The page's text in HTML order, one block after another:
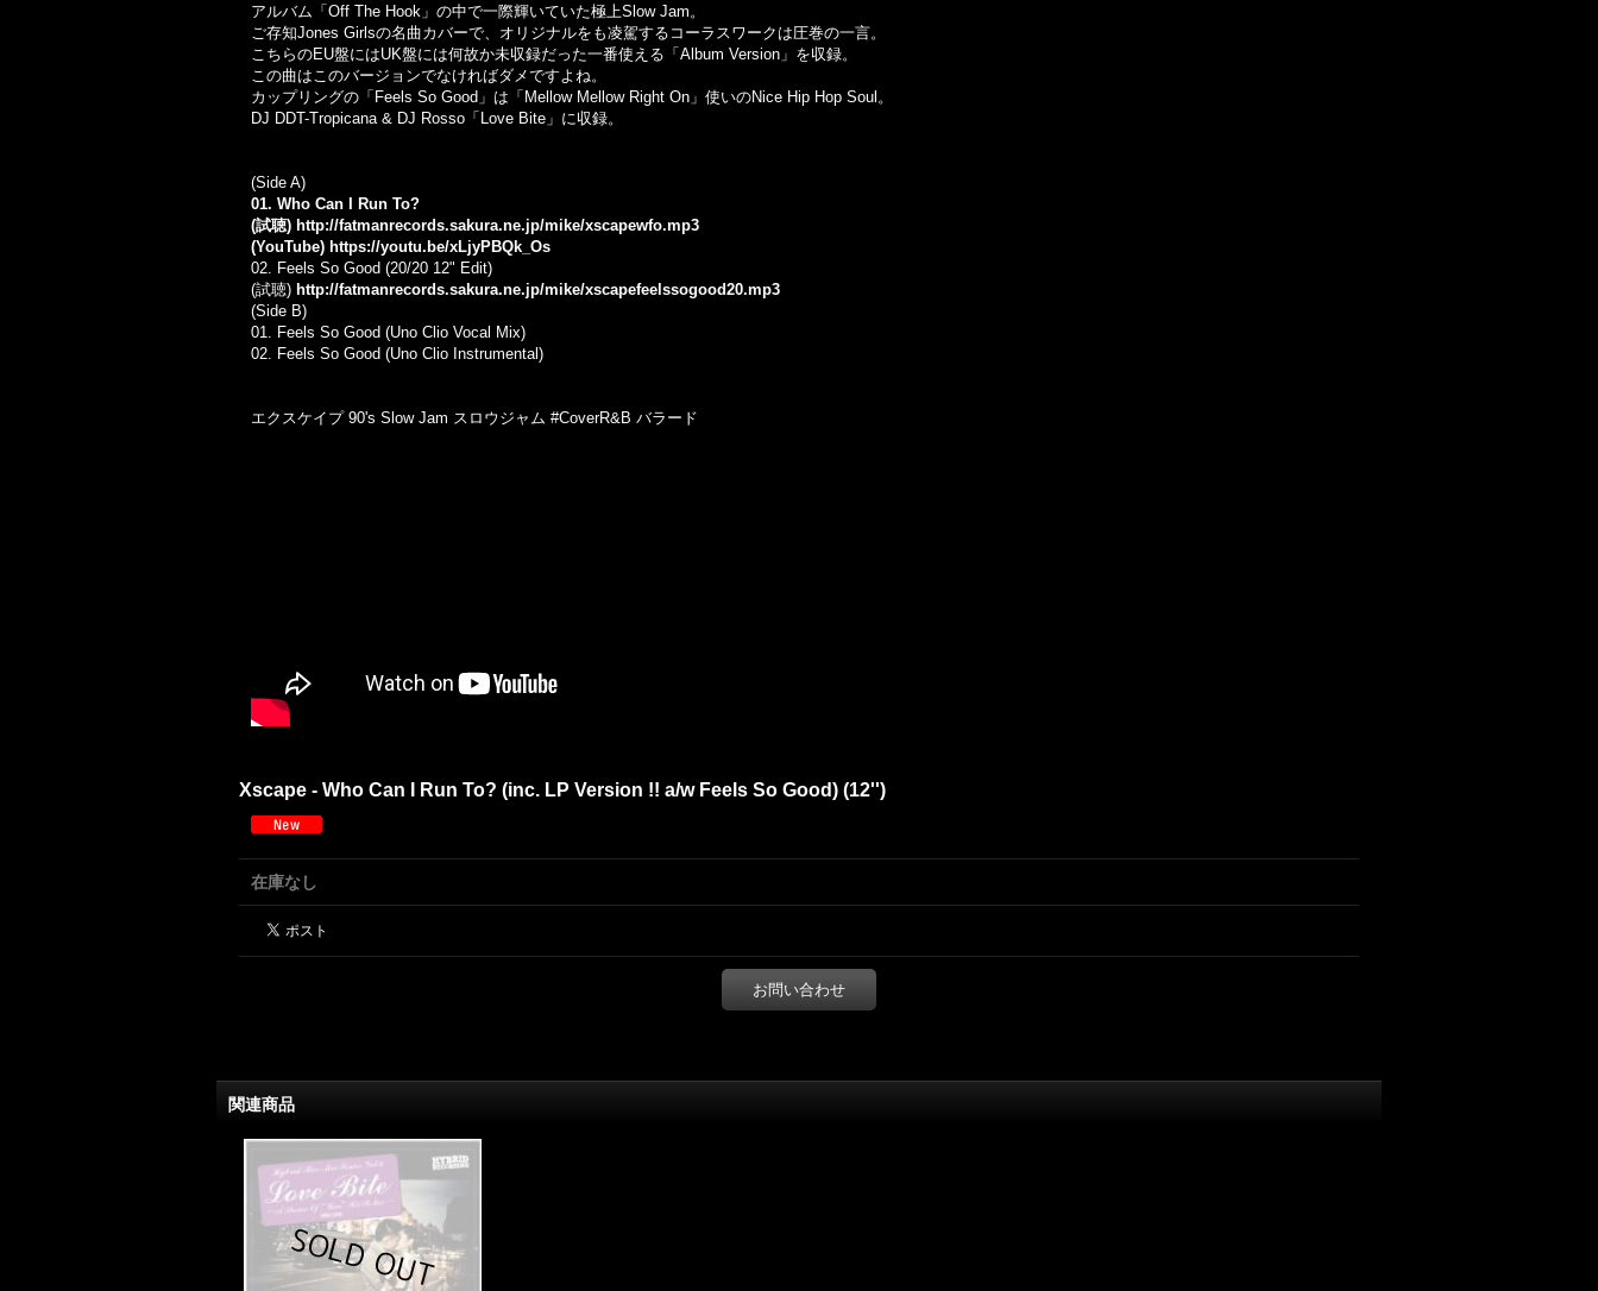
アルバム「Off The Hook」の中で一際輝いていた極上Slow Jam。
ご存知Jones Girlsの名曲カバーで、オリジナルをも凌駕するコーラスワークは圧巻の一言。
こちらのEU盤にはUK盤には何故か未収録だった一番使える「Album Version」を収録。
この曲はこのバージョンでなければダメですよね。
カップリングの「Feels So Good」は「Mellow Mellow Right On」使いのNice Hip Hop Soul。
DJ DDT-Tropicana & DJ Rosso「Love Bite」に収録。
(Side A)
01. Who Can I Run To?
(試聴) http://fatmanrecords.sakura.ne.jp/mike/xscapewfo.mp3
(YouTube) https://youtu.be/xLjyPBQk_Os
02. Feels So Good (20/20 12" Edit)
(試聴) http://fatmanrecords.sakura.ne.jp/mike/xscapefeelssogood20.mp3
(Side B)
01. Feels So Good (Uno Clio Vocal Mix)
02. Feels So Good (Uno Clio Instrumental)
エクスケイプ 90's Slow Jam スロウジャム #CoverR&B バラード
Xscape - Who Can I Run To? (inc. LP Version !! a/w Feels So Good) (12'')
在庫なし
お問い合わせ
関連商品